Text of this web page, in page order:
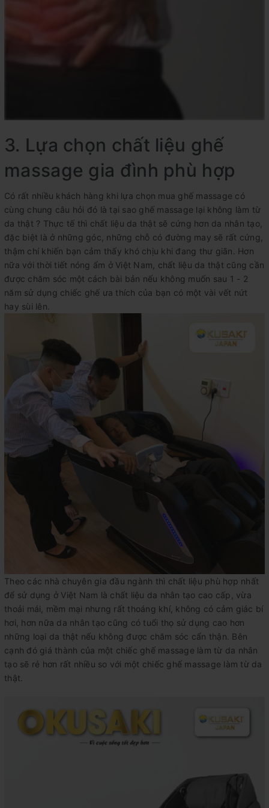
3. Lựa chọn chất liệu ghế
massage gia đình phù hợp
Có rất nhiều khách hàng khi lựa chọn mua ghế massage có
cùng chung câu hỏi đó là tại sao ghế massage lại không làm từ
da thật ? Thực tế thì chất liệu da thật sẽ cứng hơn da nhân tạo,
đặc biệt là ở những góc, những chỗ có đường may sẽ rất cứng,
thậm chí khiến bạn cảm thấy khó chịu khi đang thư giãn. Hơn
nữa với thời tiết nóng ẩm ở Việt Nam, chất liệu da thật cũng cần
được chăm sóc một cách bài bản nếu không muốn sau 1 - 2
năm sử dụng chiếc ghế ưa thích của bạn có một vài vết nứt
hay sùi lên.
Theo các nhà chuyên gia đầu ngành thì chất liệu phù hợp nhất
để sử dụng ở Việt Nam là chất liệu da nhân tạo cao cấp, vừa
thoải mái, mềm mại nhưng rất thoáng khí, không có cảm giác bí
hơi, hơn nữa da nhân tạo cũng có tuổi thọ sử dụng cao hơn
những loại da thật nếu không được chăm sóc cẩn thận. Bên
cạnh đó giá thành của một chiếc ghế massage làm từ da nhân
tạo sẽ rẻ hơn rất nhiều so với một chiếc ghế massage làm từ da
thật.